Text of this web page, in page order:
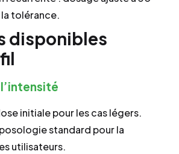
tolérance.
disponibles
initiale pour les cas légers.
standard pour la
utilisateurs.